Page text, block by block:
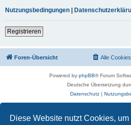
Diese Website nutzt Cookies, um
Nutzungsbedingungen |
Registrieren
Foren-Übersicht Alle
Powered by phpBB® Forum
Deutsche Übersetzung
Datenschutz|